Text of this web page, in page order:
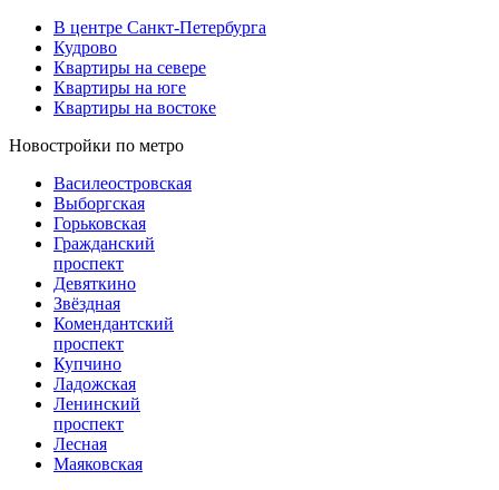
В центре Санкт-Петербурга
Кудрово
Квартиры на севере
Квартиры на юге
Квартиры на востоке
Новостройки по метро
Василеостровская
Выборгская
Горьковская
Гражданский
проспект
Девяткино
Звёздная
Комендантский
проспект
Купчино
Ладожская
Ленинский
проспект
Лесная
Маяковская